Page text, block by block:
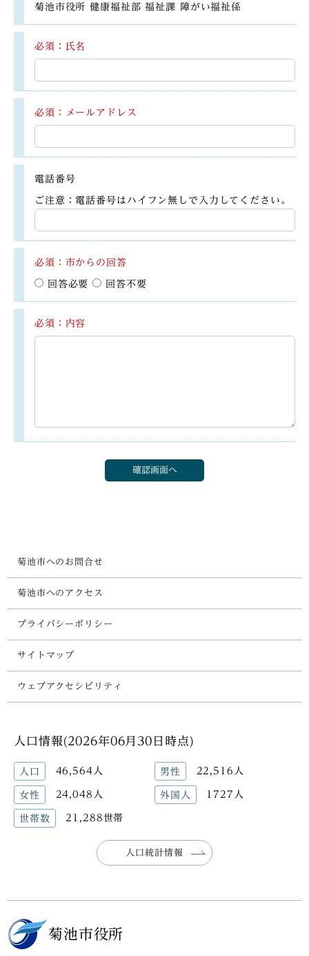
菊池市役所 健康福祉部 福祉課 障がい福祉係
必須：氏名
必須：メールアドレス
電話番号
ご注意：電話番号はハイフン無しで入力してください。
必須：市からの回答
回答必要 回答不要
必須：内容
菊池市へのお問合せ
菊池市へのアクセス
プライバシーポリシー
サイトマップ
ウェブアクセシビリティ
人口情報(2026年06月30日時点)
人口 46,564人 男性 22,516人
女性 24,048人 外国人 1727人
世帯数 21,288世帯
人口統計情報
菊池市役所